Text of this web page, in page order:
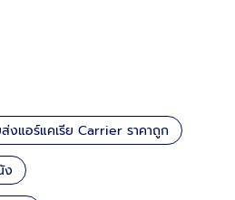
งแอร์แคเรีย Carrier ราคาถูก
ง